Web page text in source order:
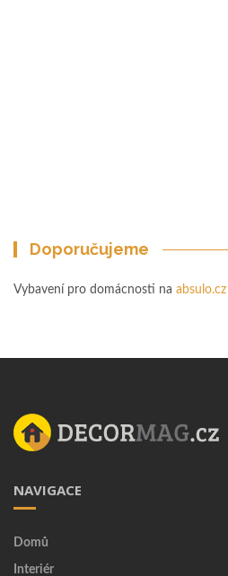
Doporučujeme
Vybavení pro domácnosti na absulo.cz
NAVIGACE
Domů
Interiér